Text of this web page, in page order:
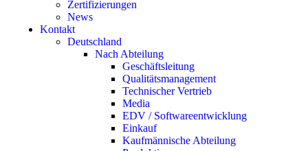
Zertifizierungen
News
Kontakt
Deutschland
Nach Abteilung
Geschäftsleitung
Qualitätsmanagement
Technischer Vertrieb
Media
EDV / Softwareentwicklung
Einkauf
Kaufmännische Abteilung